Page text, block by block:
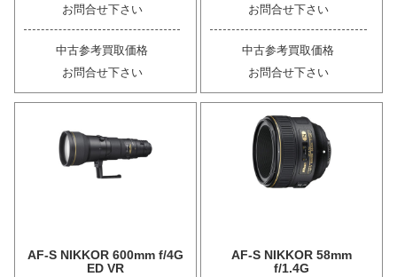
お問合せ下さい
中古参考買取価格
お問合せ下さい
お問合せ下さい
中古参考買取価格
お問合せ下さい
AF-S NIKKOR 600mm f/4G
ED VR
AF-S NIKKOR 58mm
f/1.4G